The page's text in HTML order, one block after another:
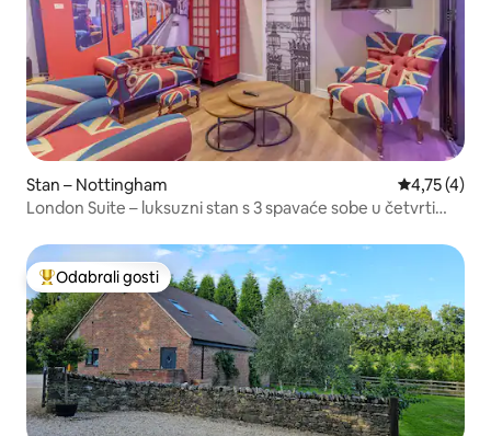
Stan – Nottingham Prosječna
4,75 (4)
London Suite – luksuzni stan s 3 spavaće sobe u četvrti
Među najviše rangiranima s oznakom „Odabrali gosti”
Odabrali gosti